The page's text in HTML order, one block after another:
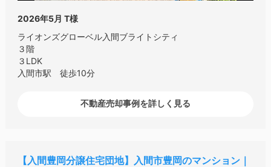
2026年5月 T様
ライオンズグローベル入間ブライトシティ
３階
３LDK
入間市駅 徒歩10分
不動産売却事例を詳しく見る
入間豊岡分譲住宅団地
入間市豊岡のマンション｜